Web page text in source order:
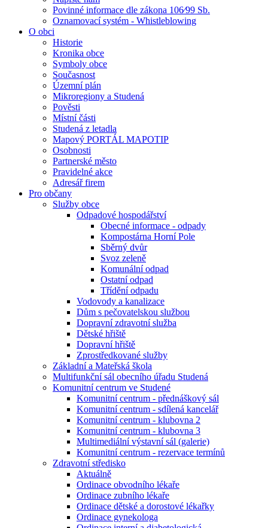
Povinné informace dle zákona 106⁄99 Sb.
Oznamovací systém - Whistleblowing
O obci
Historie
Kronika obce
Symboly obce
Současnost
Územní plán
Mikroregiony a Studená
Pověsti
Místní části
Studená z letadla
Mapový PORTÁL MAPOTIP
Osobnosti
Partnerské město
Pravidelné akce
Adresář firem
Pro občany
Služby obce
Odpadové hospodářství
Obecné informace - odpady
Kompostárna Horní Pole
Sběrný dvůr
Svoz zeleně
Komunální odpad
Ostatní odpad
Třídění odpadu
Vodovody a kanalizace
Dům s pečovatelskou službou
Dopravní zdravotní služba
Dětské hřiště
Dopravní hřiště
Zprostředkované služby
Základní a Mateřská škola
Multifunkční sál obecního úřadu Studená
Komunitní centrum ve Studené
Komunitní centrum - přednáškový sál
Komunitní centrum - sdílená kancelář
Komunitní centrum - klubovna 2
Komunitní centrum - klubovna 3
Multimediální výstavní sál (galerie)
Komunitní centrum - rezervace termínů
Zdravotní středisko
Aktuálně
Ordinace obvodního lékaře
Ordinace zubního lékaře
Ordinace dětské a dorostové lékařky
Ordinace gynekologa